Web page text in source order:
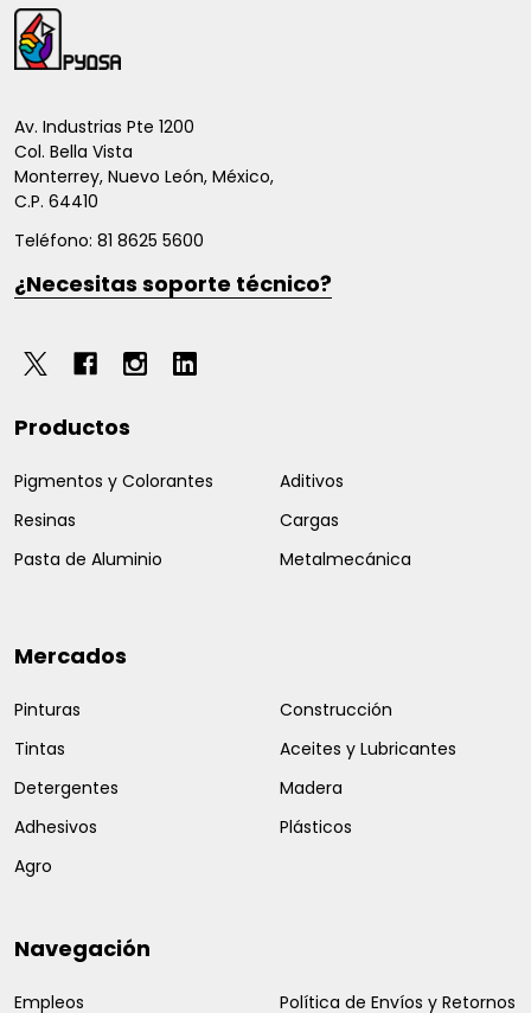
Inicio
del
de
página
Av. Industrias Pte 1200
Col. Bella Vista
Monterrey, Nuevo León, México,
C.P. 64410
Teléfono: 81 8625 5600
¿Necesitas soporte técnico?
Productos
Pigmentos y Colorantes
Resinas
Pasta de Aluminio
Aditivos
Cargas
Metalmecánica
Mercados
Pinturas
Tintas
Detergentes
Adhesivos
Agro
Construcción
Aceites y Lubricantes
Madera
Plásticos
Navegación
Empleos Política de Envíos y Retornos